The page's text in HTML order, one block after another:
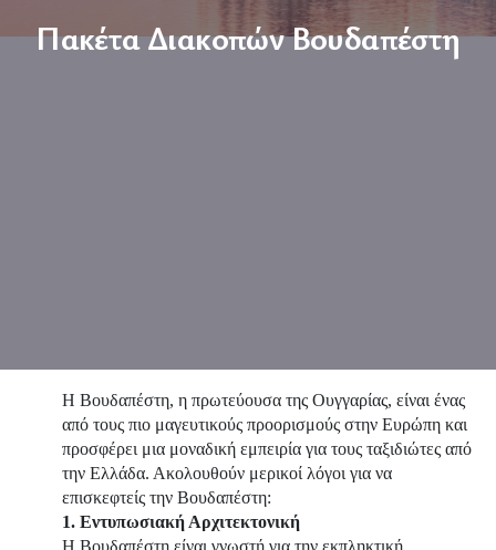
Πακέτα Διακοπών Βουδαπέστη
Η Βουδαπέστη, η πρωτεύουσα της Ουγγαρίας, είναι ένας
από τους πιο μαγευτικούς προορισμούς στην Ευρώπη και
προσφέρει μια μοναδική εμπειρία για τους ταξιδιώτες από
την Ελλάδα. Ακολουθούν μερικοί λόγοι για να
επισκεφτείς την Βουδαπέστη:
1. Εντυπωσιακή Αρχιτεκτονική
Η Βουδαπέστη είναι γνωστή για την εκπληκτική